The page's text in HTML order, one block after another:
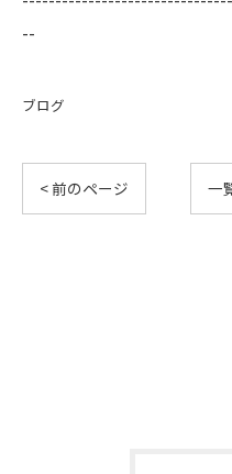
--
ブログ
< 前のページ 一